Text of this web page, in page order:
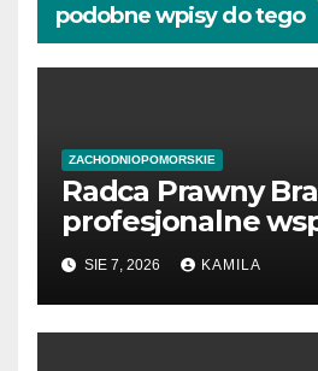
podobne wpisy do tego
ZACHODNIOPOMORSKIE
Radca Prawny
profesjonalne
sprawach
SIE 7, 2026 KAMILA